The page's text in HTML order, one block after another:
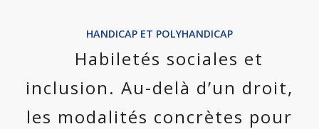
HANDICAP ET POLYHANDICAP
Habiletés sociales et
inclusion. Au-delà d’un droit,
les modalités concrètes pour